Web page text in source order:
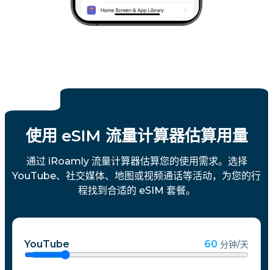
使用 eSIM 流量计算器估算用量
通过 iRoamly 流量计算器估算您的使用需求。选择
YouTube、社交媒体、地图或视频通话等活动，为您的行
程找到合适的 eSIM 套餐。
YouTube 60 分钟/天